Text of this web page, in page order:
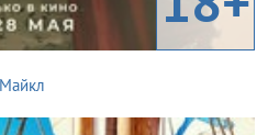
Майкл